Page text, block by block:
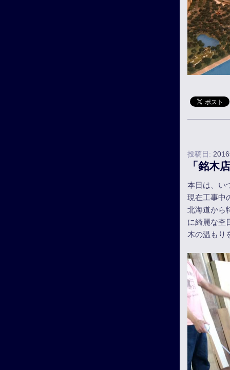
投稿日:
「銘木
本日は、い
現在工事中
北海道から
に綺麗な杢
木の温もり